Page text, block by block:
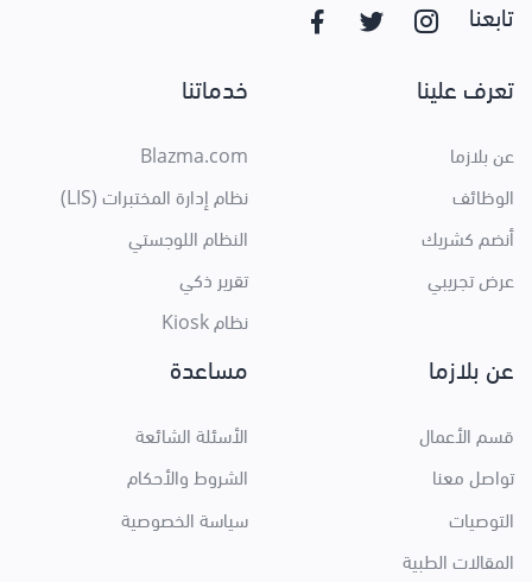
تابعنا
تعرف علينا
عن بلازما
الوظائف
أنضم كشريك
عرض تجريبي
خدماتنا
Blazma.com
نظام إدارة المختبرات (LIS)
النظام اللوجستي
تقرير ذكي
نظام Kiosk
عن بلازما
قسم الأعمال
تواصل معنا
التوصيات
المقالات الطبية
مساعدة
الأسئلة الشائعة
الشروط والأحكام
سياسة الخصوصية